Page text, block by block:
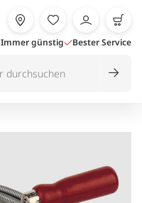
Immer günstig Bester Service